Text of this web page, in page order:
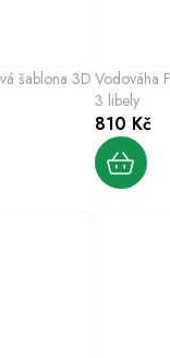
šablona 3D Vodováha
3 libely
810 Kč